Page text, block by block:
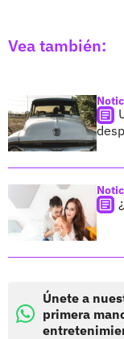
Vea también:
Únete a
primera